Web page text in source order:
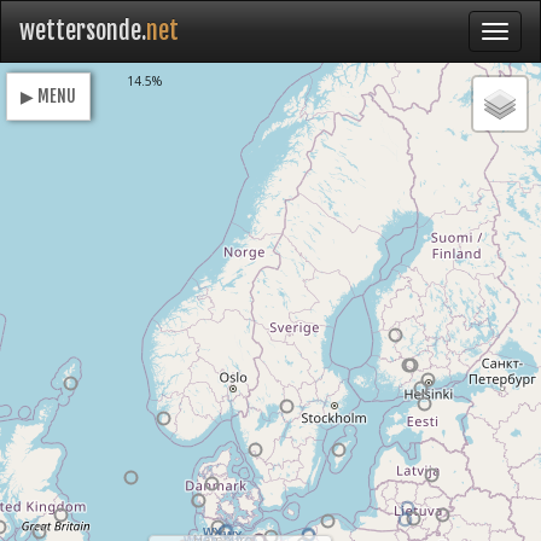
wettersonde.net
▶ MENU
14.5%